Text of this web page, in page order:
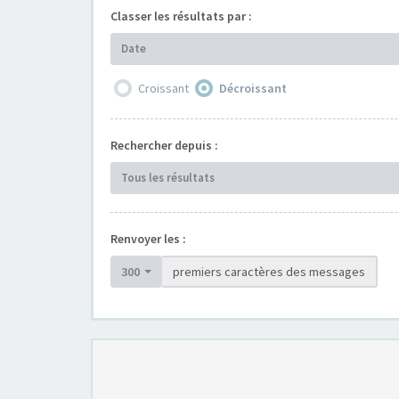
Classer les résultats par :
Date
Croissant Décroissant
Rechercher depuis :
Tous les résultats
Renvoyer les :
300 premiers caractères des messages